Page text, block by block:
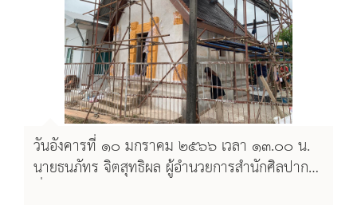
วันอังคารที่ ๑๐ มกราคม ๒๕๖๖ เวลา ๑๓.๐๐ น.
นายธนภัทร จิตสุทธิผล ผู้อำนวยการสำนักศิลปากร